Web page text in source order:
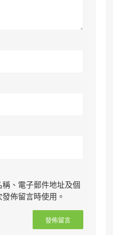
、電子郵件地址及個
佈留言時使用。